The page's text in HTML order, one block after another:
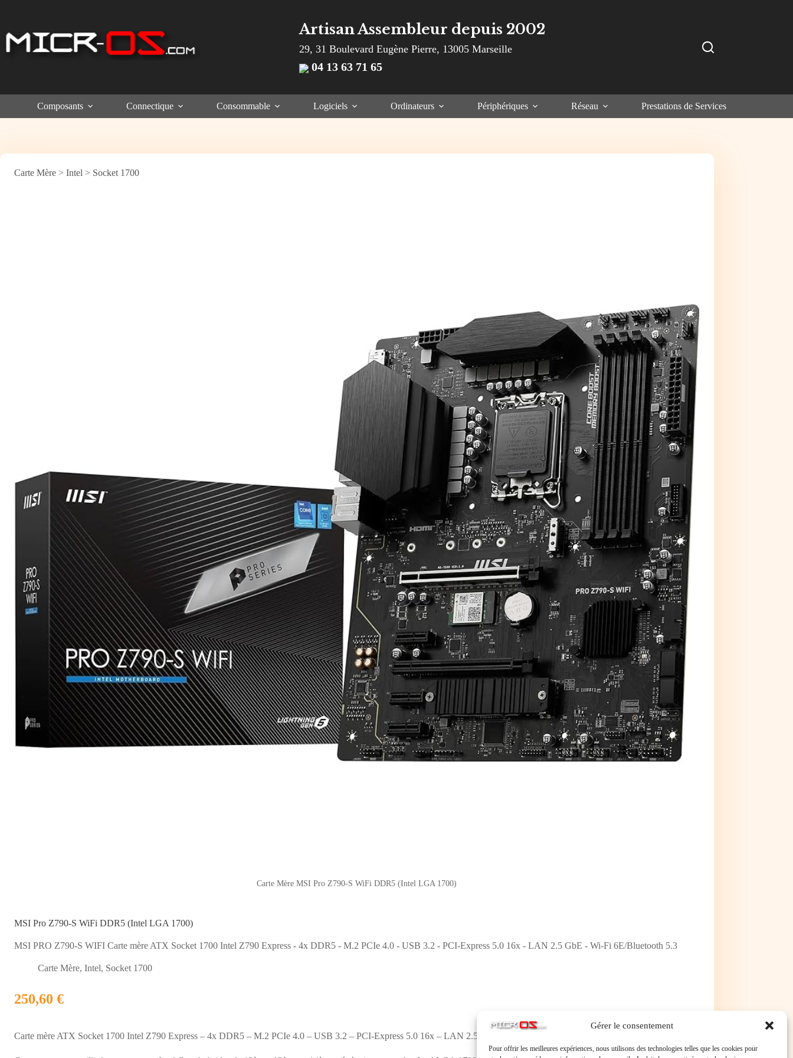
Gérer le consentement
Pour offrir les meilleures expériences, nous utilisons des technologies telles que les cookies pour
Artisan Assembleur depuis 2002
29, 31 Boulevard Eugène Pierre, 13005 Marseille
04 13 63 71 65
Composants Connectique Consommable Logiciels Ordinateurs Périphériques Réseau Prestations de Services
Carte Mère > Intel > Socket 1700
Carte Mère MSI Pro Z790-S WiFi DDR5 (Intel LGA 1700)
MSI Pro Z790-S WiFi DDR5 (Intel LGA 1700)
MSI PRO Z790-S WIFI Carte mère ATX Socket 1700 Intel Z790 Express - 4x DDR5 - M.2 PCIe 4.0 - USB 3.2 - PCI-Express 5.0 16x - LAN 2.5 GbE - Wi-Fi 6E/Bluetooth 5.3
Carte Mère, Intel, Socket 1700
250,60 €
Carte mère ATX Socket 1700 Intel Z790 Express – 4x DDR5 – M.2 PCIe 4.0 – USB 3.2 – PCI-Express 5.0 16x – LAN 2.5 GbE – Wi-Fi 6E/Bluetooth 5.3